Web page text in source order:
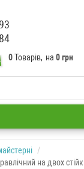
0Товарів, на 0 грн
на двох